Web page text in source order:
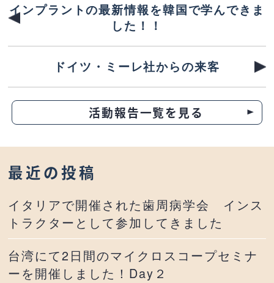
インプラントの最新情報を韓国で学んできま
した！！
ドイツ・ミーレ社からの来客
活動報告一覧を見る
最近の投稿
イタリアで開催された歯周病学会 インス
トラクターとして参加してきました
台湾にて2日間のマイクロスコープセミナ
ーを開催しました！Day２